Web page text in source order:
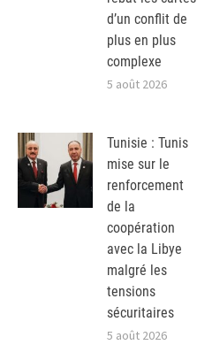
d’un conflit de
plus en plus
complexe
5 août 2026
Tunisie : Tunis
mise sur le
renforcement
de la
coopération
avec la Libye
malgré les
tensions
sécuritaires
5 août 2026